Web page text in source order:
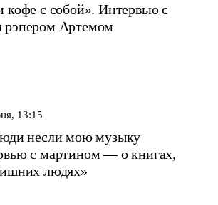
кофе с собой». Интервью с
рэпером Артемом
13:15
несли мою музыку
с мартином — о книгах,
людях»